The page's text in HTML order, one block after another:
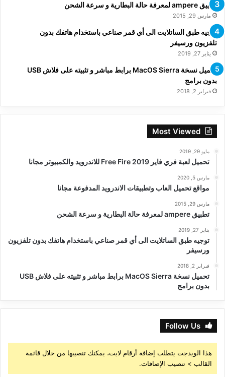
تطبيق ampere لمعرفة حالة البطارية و سرعة الشحن
مارس 29, 2015
توجيه طبق الساتلايت الى أي قمر صناعي باستخدام هاتفك بدون
تلفزيون ورسيفر
يناير 27, 2019
تحميل نسخة MacOS Sierra برابط مباشر و تثبيته على فلاش USB
بدون برامج
فبراير 2, 2018
Most Viewed
مايو 29, 2019
تحميل لعبة فري فاير Free Fire 2019 للاندرويد والكمبيوتر مجانا
مارس 5, 2020
مواقع تحميل العاب وتطبيقات الاندرويد المدفوعة مجانا
مارس 29, 2015
تطبيق ampere لمعرفة حالة البطارية و سرعة الشحن
يناير 27, 2019
توجيه طبق الساتلايت الى أي قمر صناعي باستخدام هاتفك بدون تلفزيون
ورسيفر
فبراير 2, 2018
تحميل نسخة MacOS Sierra برابط مباشر و تثبيته على فلاش USB
بدون برامج
Follow Us
هذا الويدجت يتطلب إضافة أرقام لايت، يمكنك تنصيبها من خلال قائمة
القالب > تنصيب الإضافات.